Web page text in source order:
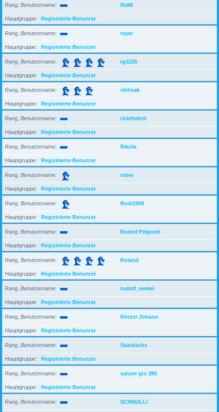
Rang, Benutzername ReMi
Hauptgruppe Registrierte Benutzer
Rang, Benutzername reyer
Hauptgruppe Registrierte Benutzer
Rang, Benutzername rg3226
Hauptgruppe Registrierte Benutzer
Rang, Benutzername ribfreak
Hauptgruppe Registrierte Benutzer
Rang, Benutzername rickthebrit
Hauptgruppe Registrierte Benutzer
Rang, Benutzername Rikola
Hauptgruppe Registrierte Benutzer
Rang, Benutzername robw
Hauptgruppe Registrierte Benutzer
Rang, Benutzername Rodi1968
Hauptgruppe Registrierte Benutzer
Rang, Benutzername Roelof Pelgrum
Hauptgruppe Registrierte Benutzer
Rang, Benutzername Roland
Hauptgruppe Registrierte Benutzer
Rang, Benutzername rudolf_rankel
Hauptgruppe Registrierte Benutzer
Rang, Benutzername Rötzer Johann
Hauptgruppe Registrierte Benutzer
Rang, Benutzername Saardachs
Hauptgruppe Registrierte Benutzer
Rang, Benutzername saturn gts 380
Hauptgruppe Registrierte Benutzer
Rang, Benutzername SCHNULLI